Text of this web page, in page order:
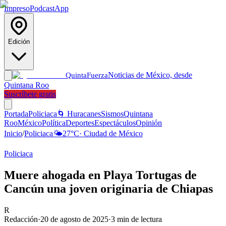
ImpresoPodcastApp
Edición
QuintaFuerzaNoticias de México, desde
Quintana Roo
Suscríbete gratis
PortadaPoliciaca 🌀 HuracanesSismosQuintana
RooMéxicoPolíticaDeportesEspectáculosOpinión
Inicio/Policiaca🌤️27°C· Ciudad de México
Policiaca
Muere ahogada en Playa Tortugas de
Cancún una joven originaria de Chiapas
R
Redacción·20 de agosto de 2025·3 min de lectura